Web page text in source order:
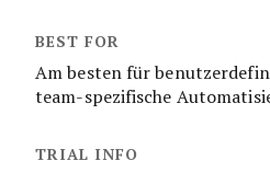
Am besten für
team-spezifische